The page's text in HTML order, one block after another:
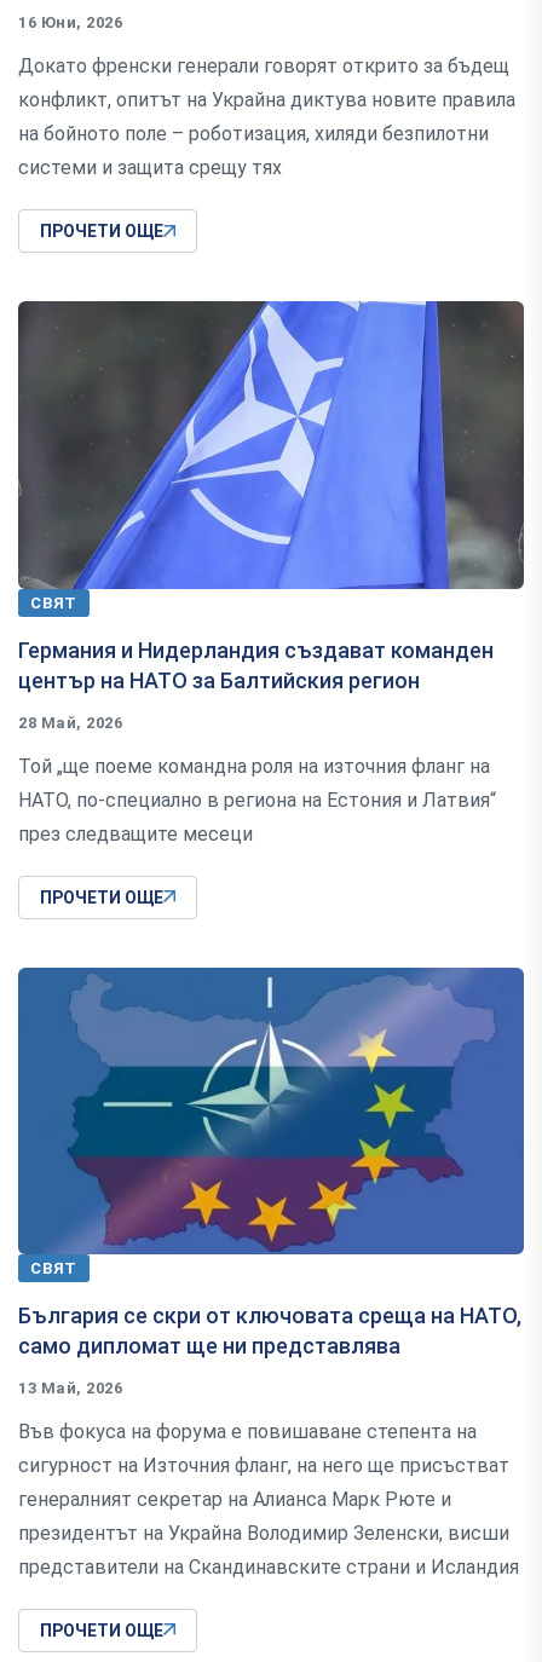
16 Юни, 2026
Докато френски генерали говорят открито за бъдещ
конфликт, опитът на Украйна диктува новите правила
на бойното поле – роботизация, хиляди безпилотни
системи и защита срещу тях
ПРОЧЕТИ ОЩЕ
СВЯТ
Германия и Нидерландия създават команден
център на НАТО за Балтийския регион
28 Май, 2026
Той „ще поеме командна роля на източния фланг на
НАТО, по-специално в региона на Естония и Латвия“
през следващите месеци
ПРОЧЕТИ ОЩЕ
СВЯТ
България се скри от ключовата среща на НАТО,
само дипломат ще ни представлява
13 Май, 2026
Във фокуса на форума е повишаване степента на
сигурност на Източния фланг, на него ще присъстват
генералният секретар на Алианса Марк Рюте и
президентът на Украйна Володимир Зеленски, висши
представители на Скандинавските страни и Исландия
ПРОЧЕТИ ОЩЕ